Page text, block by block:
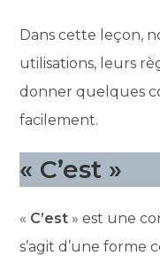
Dans cette leçon,
utilisations, leurs
donner quelques
facilement.
« C’est »
« C’est » est une
s’agit d’une forme